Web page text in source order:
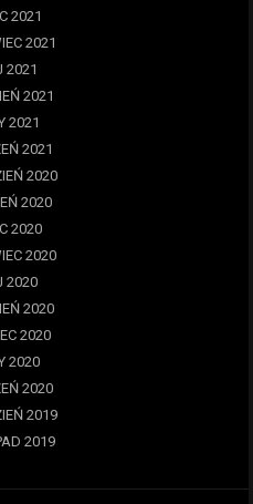
2021
2021
2021
2021
2021
2021
2020
2020
2020
2020
2020
2020
2020
2020
2020
2019
2019